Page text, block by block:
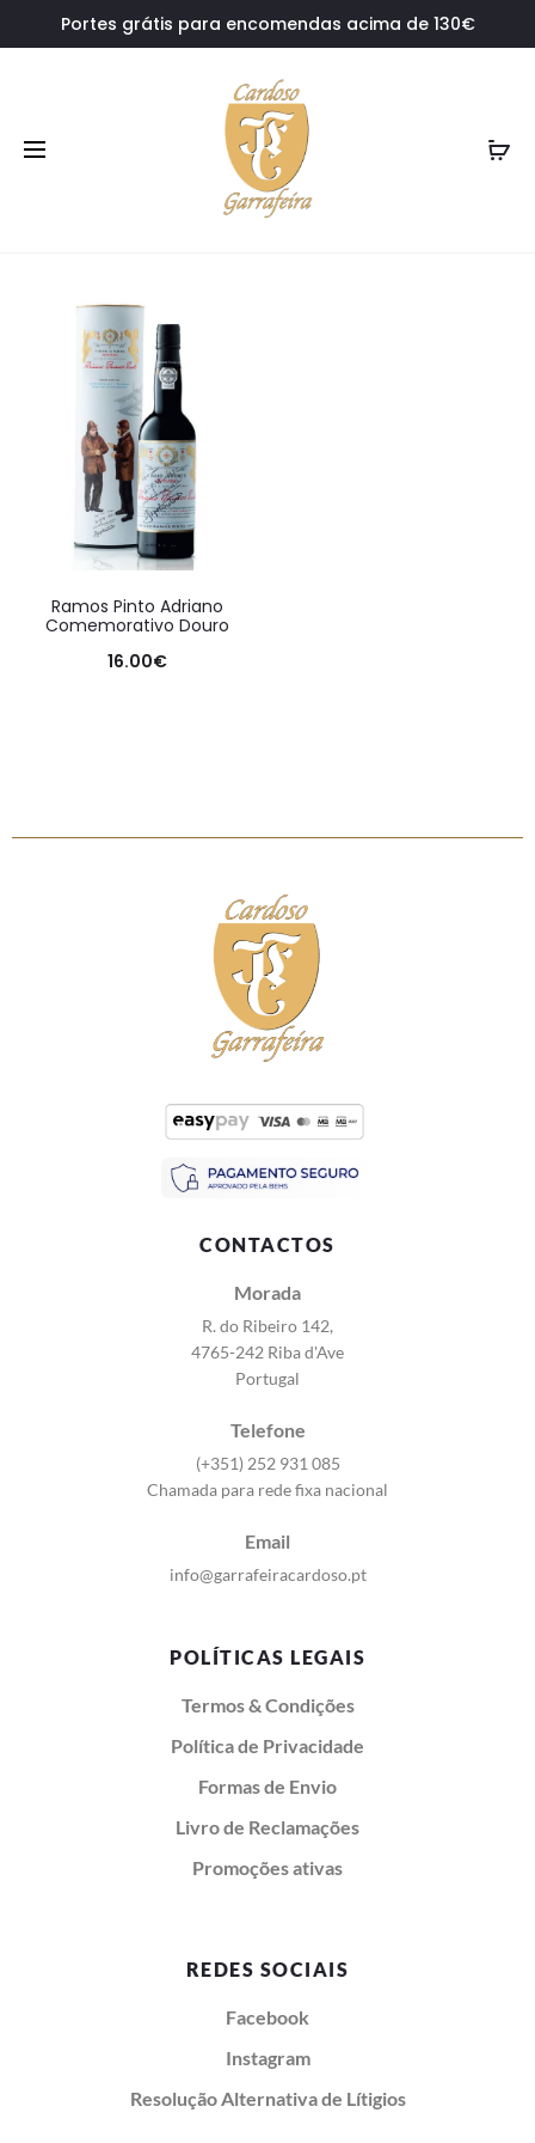
Portes grátis para encomendas acima de 130€
Ramos Pinto Adriano
Comemorativo Douro
16.00€
CONTACTOS
Morada
R. do Ribeiro 142,
4765-242 Riba d'Ave
Portugal
Telefone
(+351) 252 931 085
Chamada para rede fixa nacional
Email
info@garrafeiracardoso.pt
POLÍTICAS LEGAIS
Termos & Condições
Política de Privacidade
Formas de Envio
Livro de Reclamações
Promoções ativas
REDES SOCIAIS
Facebook
Instagram
Resolução Alternativa de Lítigios